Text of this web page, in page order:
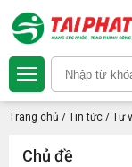
Trang chủ / Tin tức / Tư
Chủ đề